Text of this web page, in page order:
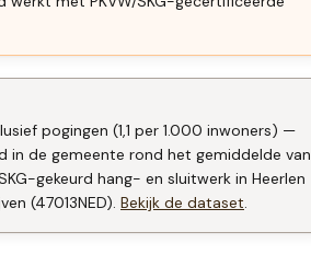
pogingen (1,1 per 1.000 inwoners) —
in de gemeente rond het gemiddelde van
gekeurd hang- en sluitwerk in Heerlen
(47013NED). Bekijk de dataset.